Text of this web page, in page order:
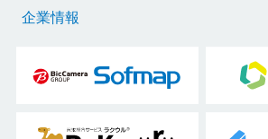
企業情報